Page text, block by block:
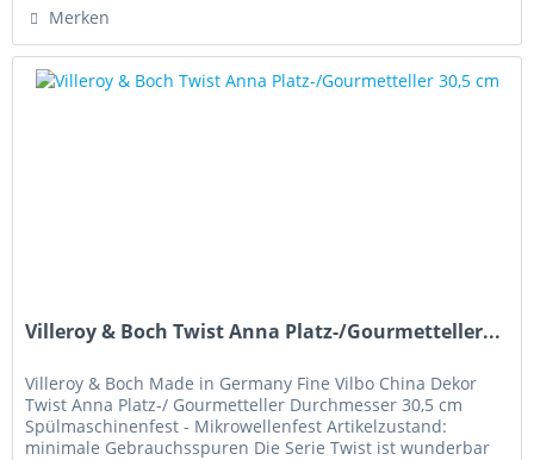
Merken
Villeroy & Boch Twist Anna Platz-/Gourmetteller...
Villeroy & Boch Made in Germany Fine Vilbo China Dekor
Twist Anna Platz-/ Gourmetteller Durchmesser 30,5 cm
Spülmaschinenfest - Mikrowellenfest Artikelzustand:
minimale Gebrauchsspuren Die Serie Twist ist wunderbar